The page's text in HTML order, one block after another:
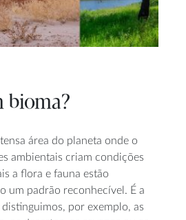
bioma?
área do planeta onde o
ambientais criam condições
a flora e fauna estão
um padrão reconhecível. É a
distinguimos, por exemplo, as